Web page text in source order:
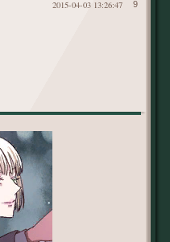
9
2015-04-03 13:26:47